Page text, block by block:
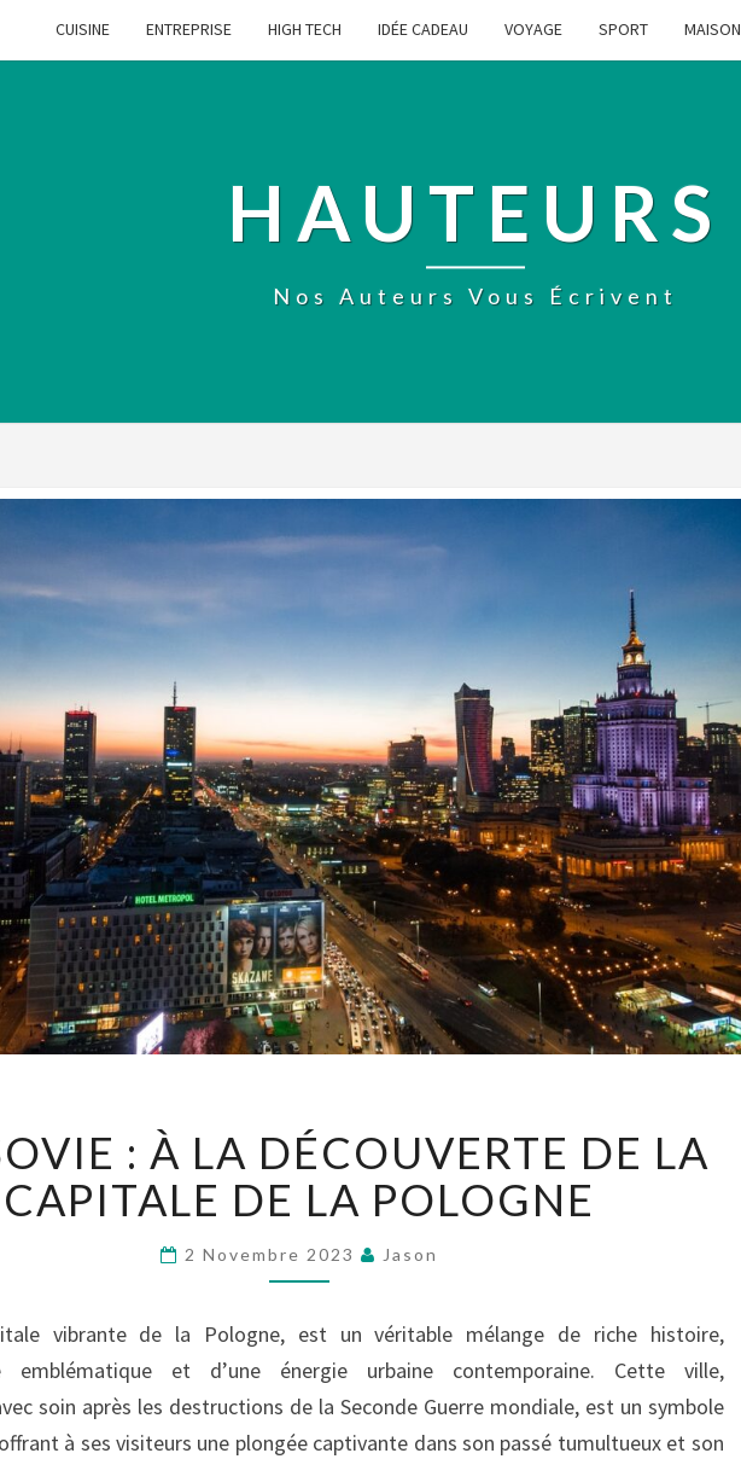
CUISINE ENTREPRISE HIGH TECH IDÉE CADEAU VOYAGE SPORT MAISON
HAUTEURS
Nos Auteurs Vous Écrivent
:
À
LA
DE
CAPITALE
DE
LA
POLOGNE
: À LA DÉCOUVERTE DE LA
CAPITALE DE LA POLOGNE
2 Novembre 2023 Jason
vibrante de la Pologne, est un véritable mélange de riche histoire,
emblématique et d’une énergie urbaine contemporaine. Cette ville,
soin après les destructions de la Seconde Guerre mondiale, est un symbole
à ses visiteurs une plongée captivante dans son passé tumultueux et son